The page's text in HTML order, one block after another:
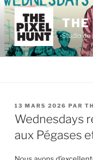
Aller
contenu
principal
THE
Studio de
PUBLIÉ
LE
13 MARS 2026 PAR
Wednesdays
aux Pégases